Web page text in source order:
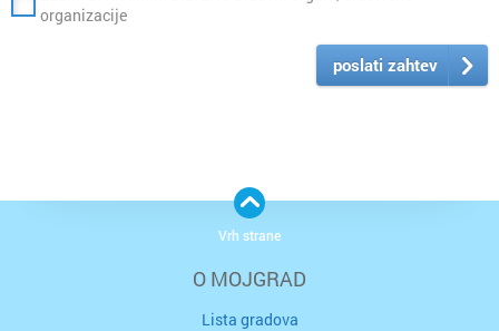
organizacije
poslati zahtev
O MOJGRAD
Lista gradova
Vrh strane